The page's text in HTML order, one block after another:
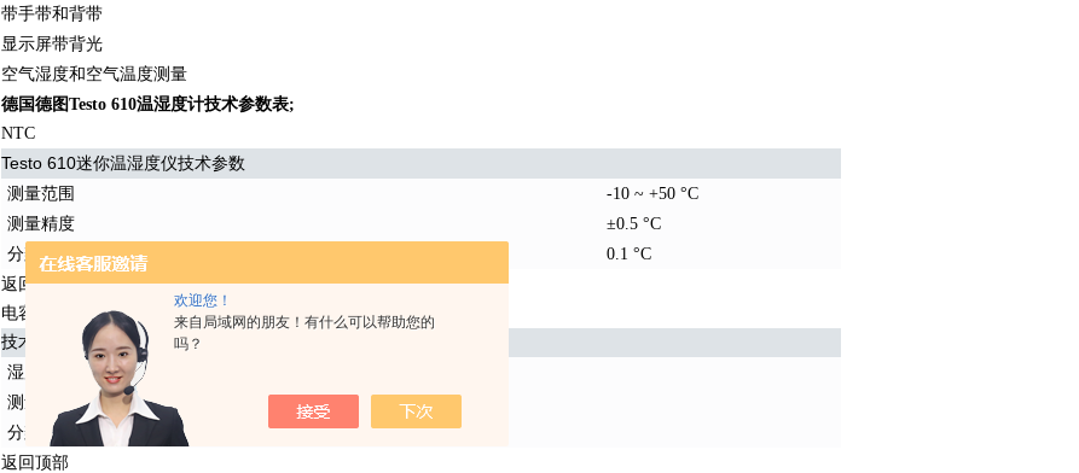
欢迎您！
来自局域网的朋友！有什么可以帮助您的
吗？
带手带和背带
显示屏带背光
空气湿度和空气温度测量
德国德图Testo 610温湿度计技术参数表;
NTC
Testo 610迷你温湿度仪技术参数
测量范围
-10 ~ +50 °C
测量精度
±0.5 °C
分辨率
0.1 °C
返回顶部
电容式湿度传感器
技术参数
湿度测量范围
测量精度
±2.5 %RH (5 ~ 95 %RH)
分辨率
0.1 %RH
返回顶部